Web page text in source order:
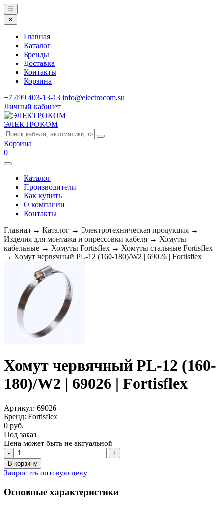
☰
✕
Главная
Каталог
Бренды
Доставка
Контакты
Корзина
+7 499 403-13-13 info@electrocom.su
Личный кабинет
ЭЛЕКТРОКОМ
Корзина
0
Каталог
Производители
Как купить
О компании
Контакты
Главная → Каталог → Электротехническая продукция →
Изделия для монтажа и опрессовки кабеля → Хомуты
кабельные → Хомуты Fortisflex → Хомуты стальные Fortisflex
→ Хомут червячный PL-12 (160-180)/W2 | 69026 | Fortisflex
Хомут червячный PL-12 (160-
180)/W2 | 69026 | Fortisflex
Артикул: 69026
Бренд: Fortisflex
0 руб.
Под заказ
Цена может быть не актуальной
-
+
В корзину
Запросить оптовую цену
Основные характеристики